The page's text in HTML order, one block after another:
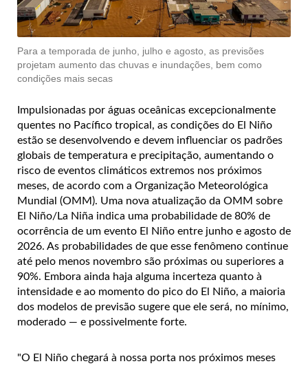
Para a temporada de junho, julho e agosto, as previsões
projetam aumento das chuvas e inundações, bem como
condições mais secas
Impulsionadas por águas oceânicas excepcionalmente
quentes no Pacífico tropical, as condições do El Niño
estão se desenvolvendo e devem influenciar os padrões
globais de temperatura e precipitação, aumentando o
risco de eventos climáticos extremos nos próximos
meses, de acordo com a Organização Meteorológica
Mundial (OMM). Uma nova atualização da OMM sobre
El Niño/La Niña indica uma probabilidade de 80% de
ocorrência de um evento El Niño entre junho e agosto de
2026. As probabilidades de que esse fenômeno continue
até pelo menos novembro são próximas ou superiores a
90%. Embora ainda haja alguma incerteza quanto à
intensidade e ao momento do pico do El Niño, a maioria
dos modelos de previsão sugere que ele será, no mínimo,
moderado — e possivelmente forte.
"O El Niño chegará à nossa porta nos próximos meses